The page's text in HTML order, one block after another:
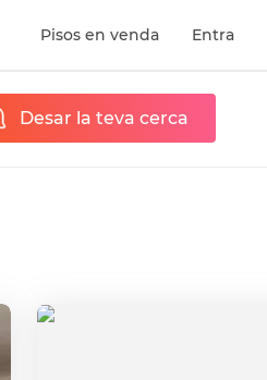
Pisos en venda Entra
Desar la teva cerca